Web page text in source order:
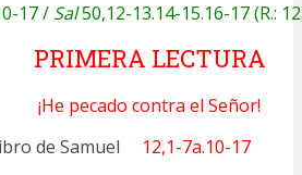
17 / Sal50,12-13.14-15.16-17 (R.:
PRIMERA LECTURA
¡He pecado contra el Señor!
de Samuel 12,1-7a.10-17